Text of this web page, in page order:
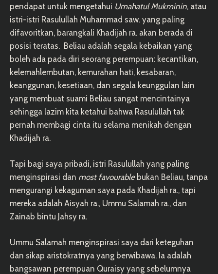
pendapat untuk mengetahui Umahatul Mukminin, atau
istri-istri Rasulullah Muhammad saw. yang paling
difavoritkan, barangkali Khadijah ra. akan berada di
posisi teratas. Beliau adalah segala kebaikan yang
boleh ada pada diri seorang perempuan: kecantikan,
kelemahlembutan, kemurahan hati, kesabaran,
keanggunan, kesetiaan, dan segala keunggulan lain
yang membuat suami Beliau sangat mencintainya
sehingga lazim kita ketahui bahwa Rasulullah tak
pernah membagi cinta itu selama menikah dengan
Khadijah ra.
Tapi bagi saya pribadi, istri Rasulullah yang paling
menginspirasi dan most favourablebukan Beliau, tanpa
mengurangi kekaguman saya pada Khadijah ra., tapi
mereka adalah Aisyah ra., Ummu Salamah ra., dan
Zainab bintu Jahsy ra.
Ummu Salamah menginspirasi saya dari keteguhan
dan sikap aristokratnya yang berwibawa. Ia adalah
bangsawan perempuan Quraisy yang sebelumnya